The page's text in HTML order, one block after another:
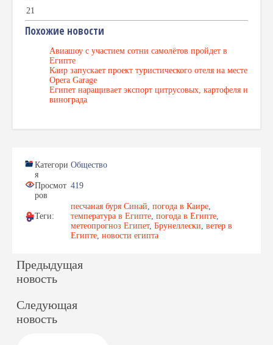
21
Похожие новости
Авиашоу с участием сотни самолётов пройдет в
Египте
Каир запускает проект туристического отеля на месте
Opera Garage
Египет наращивает экспорт цитрусовых, картофеля и
винограда
Категори
я
Общество
Просмот
ров
419
Теги:
песчаная буря Синай, погода в Каире,
температура в Египте, погода в Египте,
метеопрогноз Египет, Брунеллески, ветер в
Египте, новости египта
Предыдущая
новость
Следующая
новость